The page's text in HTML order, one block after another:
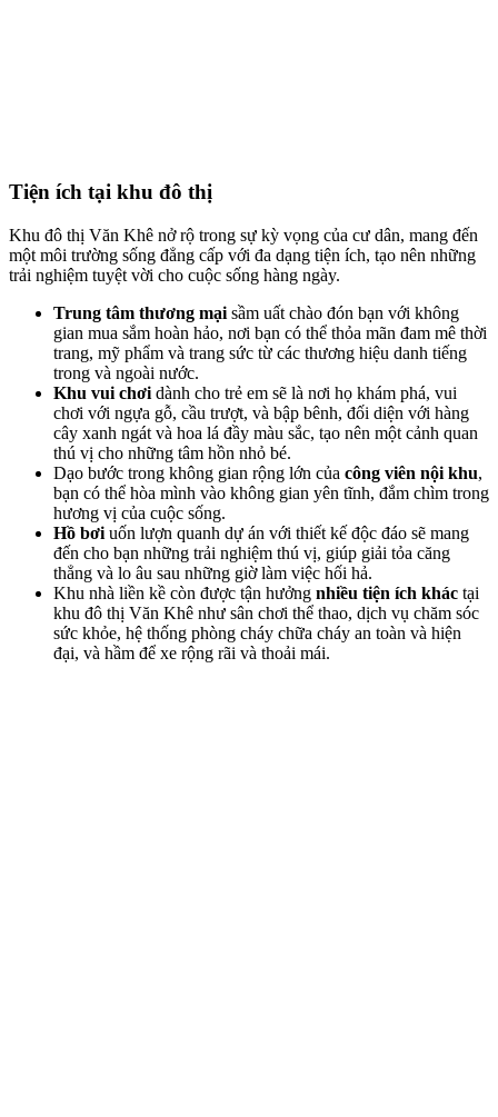
Tiện ích tại khu đô thị
Khu đô thị Văn Khê nở rộ trong sự kỳ vọng của cư dân, mang đến
một môi trường sống đẳng cấp với đa dạng tiện ích, tạo nên những
trải nghiệm tuyệt vời cho cuộc sống hàng ngày.
Trung tâm thương mại sầm uất chào đón bạn với không
gian mua sắm hoàn hảo, nơi bạn có thể thỏa mãn đam mê thời
trang, mỹ phẩm và trang sức từ các thương hiệu danh tiếng
trong và ngoài nước.
Khu vui chơi dành cho trẻ em sẽ là nơi họ khám phá, vui
chơi với ngựa gỗ, cầu trượt, và bập bênh, đối diện với hàng
cây xanh ngát và hoa lá đầy màu sắc, tạo nên một cảnh quan
thú vị cho những tâm hồn nhỏ bé.
Dạo bước trong không gian rộng lớn của công viên nội khu,
bạn có thể hòa mình vào không gian yên tĩnh, đắm chìm trong
hương vị của cuộc sống.
Hồ bơi uốn lượn quanh dự án với thiết kế độc đáo sẽ mang
đến cho bạn những trải nghiệm thú vị, giúp giải tỏa căng
thẳng và lo âu sau những giờ làm việc hối hả.
Khu nhà liền kề còn được tận hưởng nhiều tiện ích khác tại
khu đô thị Văn Khê như sân chơi thể thao, dịch vụ chăm sóc
sức khỏe, hệ thống phòng cháy chữa cháy an toàn và hiện
đại, và hầm để xe rộng rãi và thoải mái.